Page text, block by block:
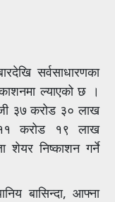
सर्वसाधारणका
ल्याएको छ ।
३७ करोड ३० लाख
करोड १९ लाख
शेयर निष्काशन गर्ने
बासिन्दा, आफ्ना